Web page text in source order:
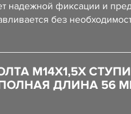
надежной фиксации и
без
М14Х1,5Х
ДЛИНА 56